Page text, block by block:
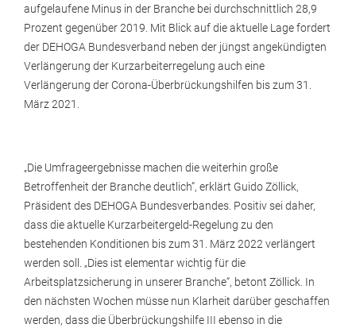
aufgelaufene Minus in der Branche bei durchschnittlich 28,9
Prozent gegenüber 2019. Mit Blick auf die aktuelle Lage fordert
der DEHOGA Bundesverband neben der jüngst angekündigten
Verlängerung der Kurzarbeiterregelung auch eine
Verlängerung der Corona-Überbrückungshilfen bis zum 31.
März 2021.
„Die Umfrageergebnisse machen die weiterhin große
Betroffenheit der Branche deutlich“, erklärt Guido Zöllick,
Präsident des DEHOGA Bundesverbandes. Positiv sei daher,
dass die aktuelle Kurzarbeitergeld-Regelung zu den
bestehenden Konditionen bis zum 31. März 2022 verlängert
werden soll. „Dies ist elementar wichtig für die
Arbeitsplatzsicherung in unserer Branche“, betont Zöllick. In
den nächsten Wochen müsse nun Klarheit darüber geschaffen
werden, dass die Überbrückungshilfe III ebenso in die